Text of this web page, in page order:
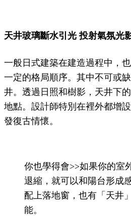
天井玻璃斷水引光 投射氣氛光
一般日式建築在建造過程中，
一定的格局順序。其中不可或
井。透過日照和樹影，天井下
地點。設計師特別在裡外都增
發復古情懷。
你也學得會>>如果你的室
退縮，就可以和陽台形成
配上落地窗，也有「天井
能。